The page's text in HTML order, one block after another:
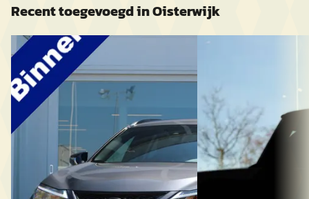
Recent toegevoegd inOisterwijk
Lexus UX 2024
250h Hybride F-Sport Design I
Facelift I Applecarplay/Android Auto
€ 37.450
v.a. € 794/mnd
Boven markt
P440 E Dynamic SE
€ 88.888
v.a. € 1.884/mnd
2023 · 29.996 km ·